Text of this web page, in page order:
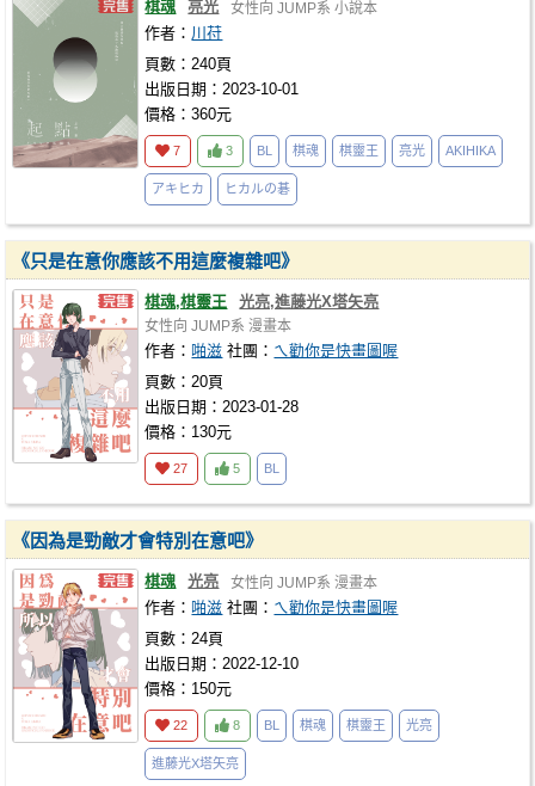
棋魂 亮光 女性向 JUMP系 小說本
作者： 川苻
頁數：240頁
出版日期：2023-10-01
價格：360元
7 3 BL 棋魂 棋靈王 亮光 AKIHIKA
アキヒカ ヒカルの碁
《只是在意你應該不用這麼複雜吧》
棋魂,棋靈王 光亮,進藤光X塔矢亮
女性向 JUMP系 漫畫本
作者： 啪滋 社團： ㄟ勸你是快畫圖喔
頁數：20頁
出版日期：2023-01-28
價格：130元
27 5 BL
《因為是勁敵才會特別在意吧》
棋魂 光亮 女性向 JUMP系 漫畫本
作者： 啪滋 社團： ㄟ勸你是快畫圖喔
頁數：24頁
出版日期：2022-12-10
價格：150元
22 8 BL 棋魂 棋靈王 光亮
進藤光X塔矢亮